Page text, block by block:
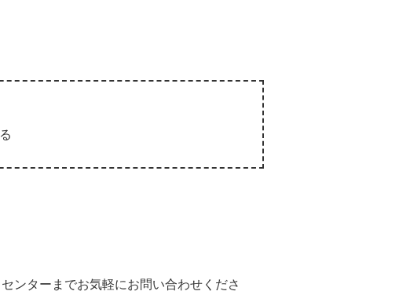
ンターまでお気軽にお問い合わせくださ